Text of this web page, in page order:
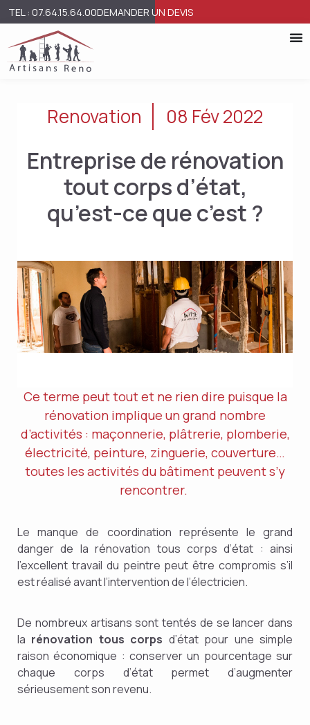
TEL : 07.64.15.64.00DEMANDER UN DEVIS
Renovation 08 Fév 2022
Entreprise de rénovation
tout corps d’état,
qu’est-ce que c’est ?
Ce terme peut tout et ne rien dire puisque la
rénovation implique un grand nombre
d’activités : maçonnerie, plâtrerie, plomberie,
électricité, peinture, zinguerie, couverture…
toutes les activités du bâtiment peuvent s’y
rencontrer.
Le manque de coordination représente le grand
danger de la rénovation tous corps d’état : ainsi
l’excellent travail du peintre peut être compromis s’il
est réalisé avant l’intervention de l’électricien.
De nombreux artisans sont tentés de se lancer dans
la rénovation tous corps d’état pour une simple
raison économique : conserver un pourcentage sur
chaque corps d’état permet d’augmenter
sérieusement son revenu.